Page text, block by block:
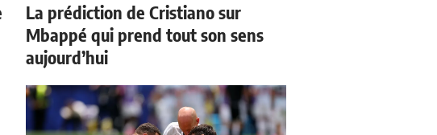
La prédiction de Cristiano sur
Mbappé qui prend tout son sens
aujourd’hui